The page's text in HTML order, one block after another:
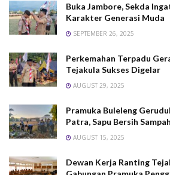
Buka Jambore, Sekda
Karakter Generasi Muda
SEPTEMBER 26, 2025
Perkemahan Terpadu
Tejakula Sukses Digelar
AUGUST 29, 2025
Pramuka Buleleng
Patra, Sapu Bersih
AUGUST 15, 2025
Dewan Kerja Ranting